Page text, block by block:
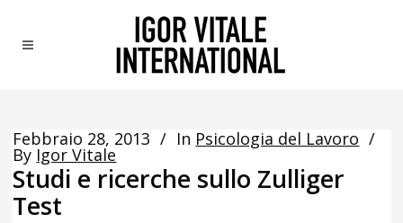
Febbraio 28, 2013 In Psicologia del Lavoro
By Igor Vitale
Studi e ricerche sullo Zulliger
Test